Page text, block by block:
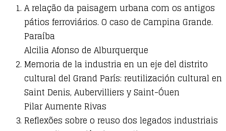
A relação da paisagem urbana com os antigos
pátios ferroviários. O caso de Campina Grande.
Paraíba
Alcilia Afonso de Alburquerque
Memoria de la industria en un eje del distrito
cultural del Grand París: reutilización cultural en
Saint Denis, Aubervilliers y Saint-Óuen
Pilar Aumente Rivas
Reflexões sobre o reuso dos legados industriais